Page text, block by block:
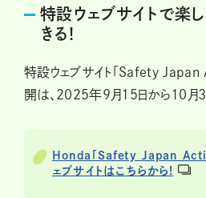
特設ウェブサイトで楽
きる!
特設ウェブサイト「Safety
開は、2025年9月15日から10月3
Honda「Safety Japan
ェブサイトはこちらから!